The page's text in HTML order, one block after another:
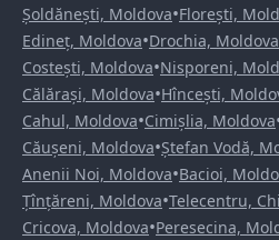
Șoldănești, Moldova•Florești,
Edineț, Moldova•Drochia, Moldova
Costești, Moldova•Nisporeni,
Călărași, Moldova•Hîncești,
Cahul, Moldova•Cimișlia, Moldova
Căușeni, Moldova•Ștefan Vodă,
Anenii Noi, Moldova•Bacioi,
Țînțăreni, Moldova•Telecentru,
Cricova, Moldova•Peresecina,